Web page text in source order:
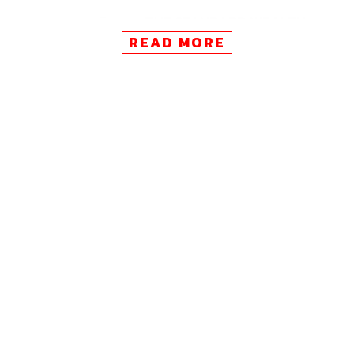
ผ่านแอปพลิเคชันต่างๆ ที่คุณสะดวกหรือใช้งานอยู่แล้วได้เลย
READ MORE